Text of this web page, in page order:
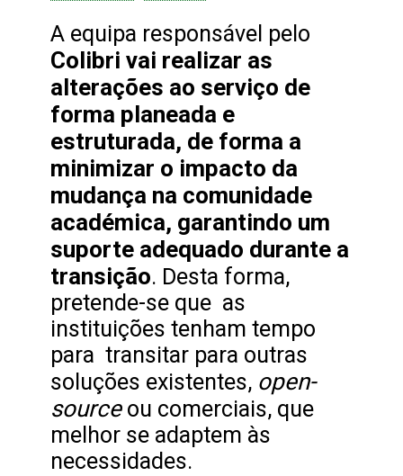
A equipa responsável pelo
Colibri vai realizar as
alterações ao serviço de
forma planeada e
estruturada, de forma a
minimizar o impacto da
mudança na comunidade
académica, garantindo um
suporte adequado durante a
transição. Desta forma,
pretende-se que as
instituições tenham tempo
para transitar para outras
soluções existentes, open-
sourceou comerciais, que
melhor se adaptem às
necessidades.